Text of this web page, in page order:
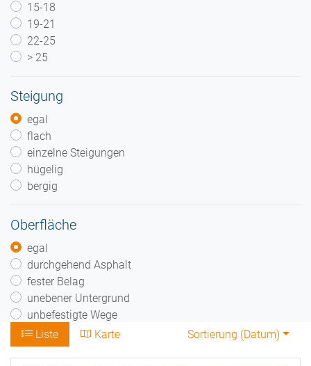
15-18
19-21
22-25
> 25
Steigung
egal
flach
einzelne Steigungen
hügelig
bergig
Oberfläche
egal
durchgehend Asphalt
fester Belag
unebener Untergrund
unbefestigte Wege
Liste
Karte Sortierung (Datum)